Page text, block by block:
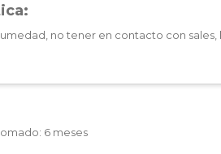
no tener en contacto con sales,
6 meses